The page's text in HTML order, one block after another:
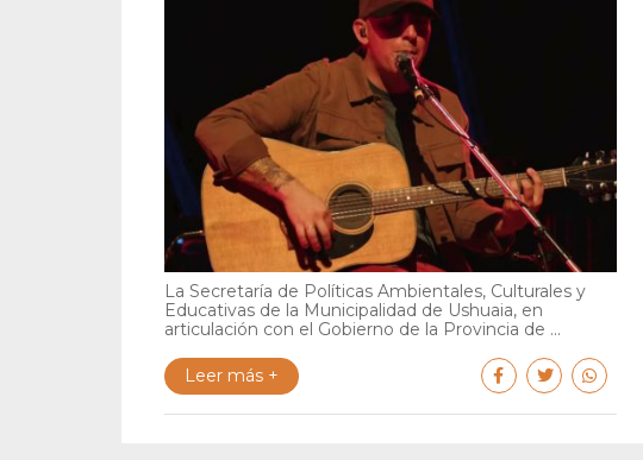
La Secretaría de Políticas Ambientales, Culturales y
Educativas de la Municipalidad de Ushuaia, en
articulación con el Gobierno de la Provincia de ...
Leer más +